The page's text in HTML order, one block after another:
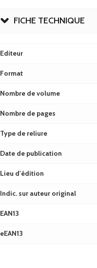
FICHE TECHNIQUE
Editeur
Format
Nombre de volume
Nombre de pages
Type de reliure
Date de publication
Lieu d'édition
Indic. sur auteur original
EAN13
eEAN13